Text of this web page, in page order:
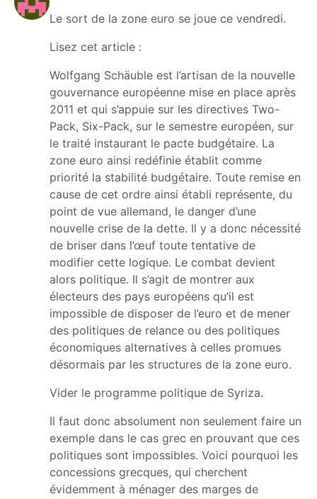
Le sort de la zone euro se joue ce vendredi.
Lisez cet article :
Wolfgang Schäuble est l’artisan de la nouvelle
gouvernance européenne mise en place après
2011 et qui s’appuie sur les directives Two-
Pack, Six-Pack, sur le semestre européen, sur
le traité instaurant le pacte budgétaire. La
zone euro ainsi redéfinie établit comme
priorité la stabilité budgétaire. Toute remise en
cause de cet ordre ainsi établi représente, du
point de vue allemand, le danger d’une
nouvelle crise de la dette. Il y a donc nécessité
de briser dans l’œuf toute tentative de
modifier cette logique. Le combat devient
alors politique. Il s’agit de montrer aux
électeurs des pays européens qu’il est
impossible de disposer de l’euro et de mener
des politiques de relance ou des politiques
économiques alternatives à celles promues
désormais par les structures de la zone euro.
Vider le programme politique de Syriza.
Il faut donc absolument non seulement faire un
exemple dans le cas grec en prouvant que ces
politiques sont impossibles. Voici pourquoi les
concessions grecques, qui cherchent
évidemment à ménager des marges de